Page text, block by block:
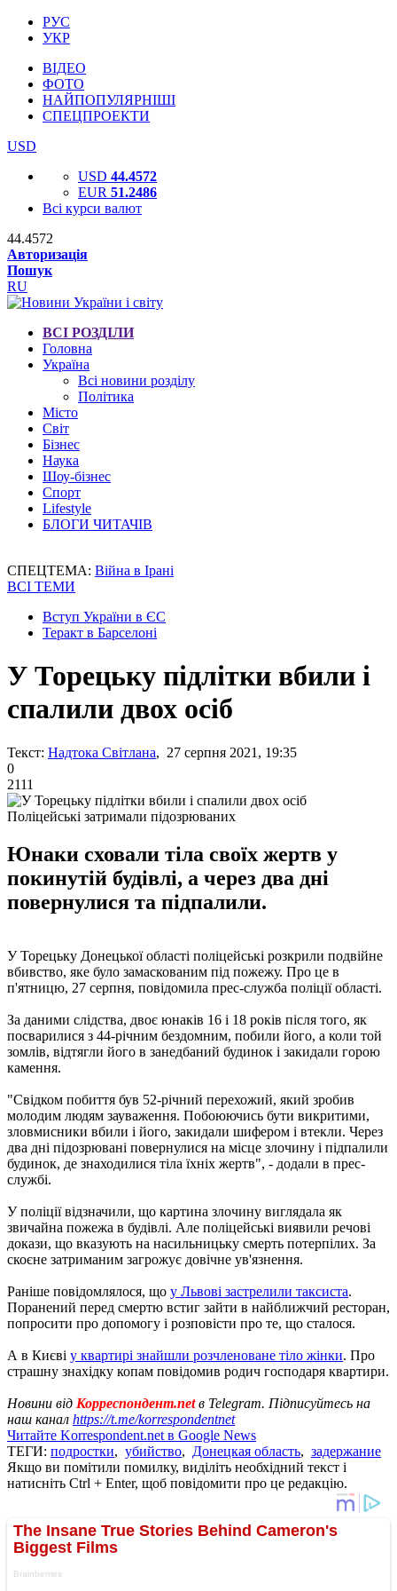
РУС
УКР
ВІДЕО
ФОТО
НАЙПОПУЛЯРНІШІ
СПЕЦПРОЕКТИ
USD
USD 44.4572
EUR 51.2486
Всі курси валют
44.4572
Авторизація
Пошук
RU
ВСІ РОЗДІЛИ
Головна
Україна
Всі новини розділу
Політика
Місто
Світ
Бізнес
Наука
Шоу-бізнес
Спорт
Lifestyle
БЛОГИ ЧИТАЧІВ
СПЕЦТЕМА: Війна в Ірані
ВСІ ТЕМИ
Вступ України в ЄС
Теракт в Барселоні
У Торецьку підлітки вбили і
спалили двох осіб
Текст: Надтока Світлана, 27 серпня 2021, 19:35
0
2111
Поліцейські затримали підозрюваних
Юнаки сховали тіла своїх жертв у
покинутій будівлі, а через два дні
повернулися та підпалили.
У Торецьку Донецької області поліцейські розкрили подвійне
вбивство, яке було замаскованим під пожежу. Про це в
п'ятницю, 27 серпня, повідомила прес-служба поліції області.
За даними слідства, двоє юнаків 16 і 18 років після того, як
посварилися з 44-річним бездомним, побили його, а коли той
зомлів, відтягли його в занедбаний будинок і закидали горою
камення.
"Свідком побиття був 52-річний перехожий, який зробив
молодим людям зауваження. Побоюючись бути викритими,
зловмисники вбили і його, закидали шифером і втекли. Через
два дні підозрювані повернулися на місце злочину і підпалили
будинок, де знаходилися тіла їхніх жертв", - додали в прес-
службі.
У поліції відзначили, що картина злочину виглядала як
звичайна пожежа в будівлі. Але поліцейські виявили речові
докази, що вказують на насильницьку смерть потерпілих. За
скоєне затриманим загрожує довічне ув'язнення.
Раніше повідомлялося, що у Львові застрелили таксиста.
Поранений перед смертю встиг зайти в найближчий ресторан,
попросити про допомогу і розповісти про те, що сталося.
А в Києві у квартирі знайшли розчленоване тіло жінки. Про
страшну знахідку копам повідомив родич господаря квартири.
Новини від Корреспондент.netв Telegram. Підписуйтесь на
наш канал https://t.me/korrespondentnet
Читайте Korrespondent.net в Google News
ТЕГИ: подростки, убийство, Донецкая область, задержание
Якщо ви помітили помилку, виділіть необхідний текст і
натисніть Ctrl + Enter, щоб повідомити про це редакцію.